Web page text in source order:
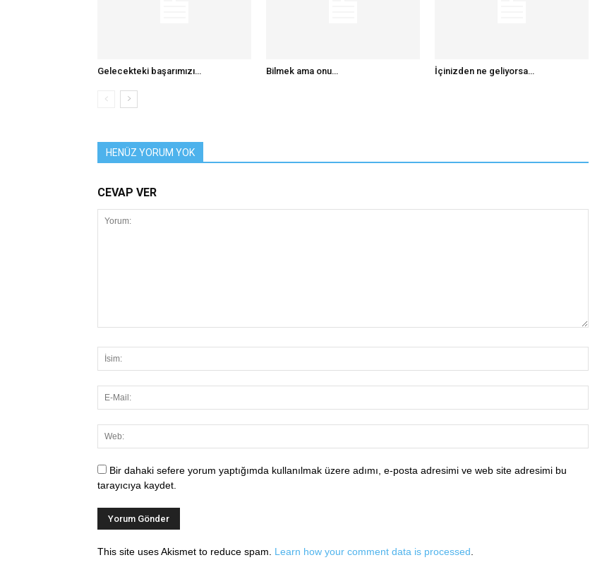
Gelecekteki başarımızı… Bilmek ama onu… İçinizden ne geliyorsa…
HENÜZ YORUM YOK
CEVAP VER
Bir dahaki sefere yorum yaptığımda kullanılmak üzere adımı, e-posta adresimi ve web site adresimi bu
tarayıcıya kaydet.
This site uses Akismet to reduce spam. Learn how your comment data is processed